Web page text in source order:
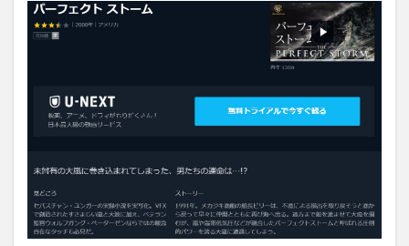
スト
ーム
吹き
替え
声優
パー
クト
スト